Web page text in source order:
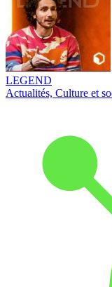
LEGEND
Actualités, Culture et